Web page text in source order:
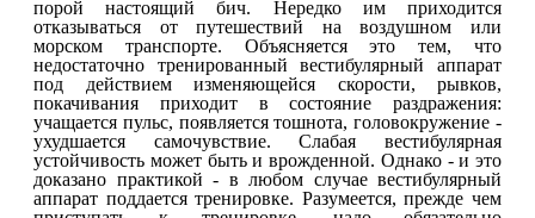
порой настоящий бич. Нередко им приходится
отказываться от путешествий на воздушном или
морском транспорте. Объясняется это тем, что
недостаточно тренированный вестибулярный аппарат
под действием изменяющейся скорости, рывков,
покачивания приходит в состояние раздражения:
учащается пульс, появляется тошнота, головокружение -
ухудшается самочувствие. Слабая вестибулярная
устойчивость может быть и врожденной. Однако - и это
доказано практикой - в любом случае вестибулярный
аппарат поддается тренировке. Разумеется, прежде чем